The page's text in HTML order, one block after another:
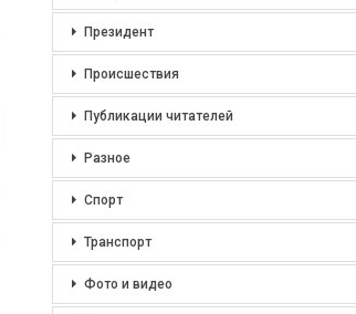
Президент
Происшествия
Публикации читателей
Разное
Спорт
Транспорт
Фото и видео